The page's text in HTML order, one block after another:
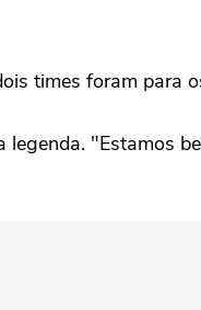
times foram para
"Estamos